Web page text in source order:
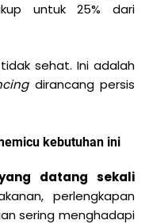
untuk 25% dari
sehat. Ini adalah
dirancang persis
kebutuhan ini
datang sekali
perlengkapan
sering menghadapi